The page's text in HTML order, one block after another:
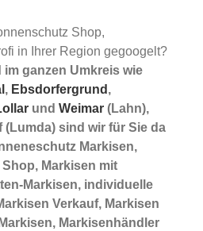
Shop,
in Ihrer Region gegoogelt?
im ganzen Umkreis wie
, Ebsdorfergrund ,
und Weimar (Lahn),
(Lumda) sind wir für Sie da
Markisen,
Markisen mit
Markisen, individuelle
Verkauf, Markisen
Markisenhändler